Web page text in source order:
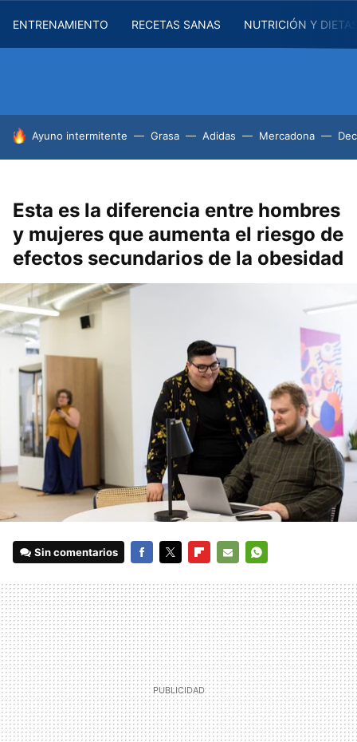
ENTRENAMIENTO RECETAS SANAS NUTRICIÓN Y
HOY SE HABLA DE
Ayuno intermitente Grasa Adidas Mercadona
Esta es la diferencia entre hombres
y mujeres que aumenta el riesgo de
efectos secundarios de la obesidad
Sin comentarios
MAIL